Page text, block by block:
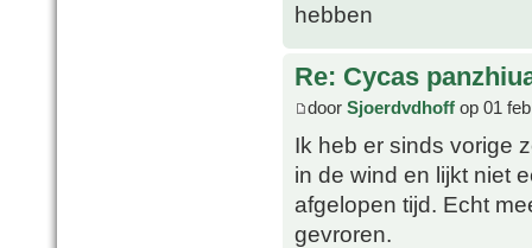
hebben
Re: Cycas
door Sjoerdvdhoff op 01
Ik heb er sinds vorige
in de wind en lijkt niet
afgelopen tijd. Echt
gevroren.